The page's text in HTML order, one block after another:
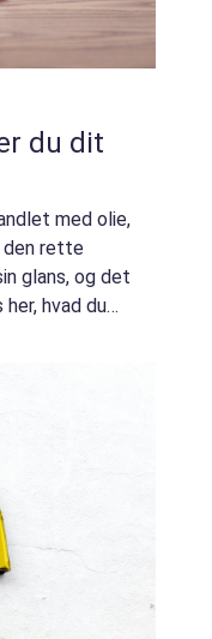
du dit
med olie,
den rette
glans, og det
hvad du